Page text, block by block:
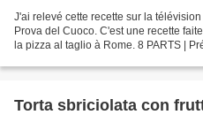
J'ai relevé cette recette sur la
Prova del Cuoco. C'est une recette
la pizza al taglio à Rome. 8 PARTS |
Torta sbriciolata con